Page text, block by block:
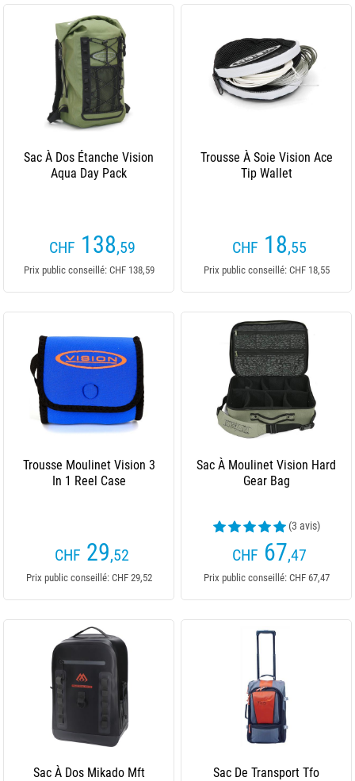
Sac À Dos Étanche Vision
Aqua Day Pack
CHF 138,59
Prix public conseillé: CHF 138,59
Trousse À Soie Vision Ace
Tip Wallet
CHF 18,55
Prix public conseillé: CHF 18,55
Trousse Moulinet Vision 3
In 1 Reel Case
CHF 29,52
Prix public conseillé: CHF 29,52
Sac À Moulinet Vision Hard
Gear Bag
(3 avis)
CHF 67,47
Prix public conseillé: CHF 67,47
Sac À Dos Mikado Mft Sac De Transport Tfo